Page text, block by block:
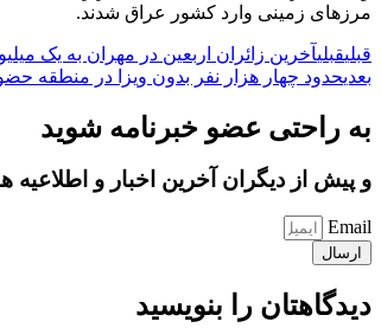
مرزهای زمینی وارد کشور عراق شدند.
قبلیقبلیآخرین زائران اربعین در مهران به یک
بعدیحدود چهار هزار نفر بدون ویزا در منطقه
به راحتی عضو خبرنامه شوید
و پیش از دیگران آخرین اخبار و اطلاعیه
Email
ارسال
دیدگاهتان را بنویسید